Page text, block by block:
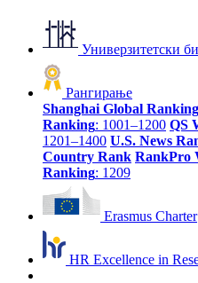
Универзитетски
Рангирање
Shanghai Global Ranking
Ranking: 1001–1200 QS
1201–1400 U.S. News
Country Rank RankPro
Ranking: 1209
Erasmus Charter
HR Excellence in